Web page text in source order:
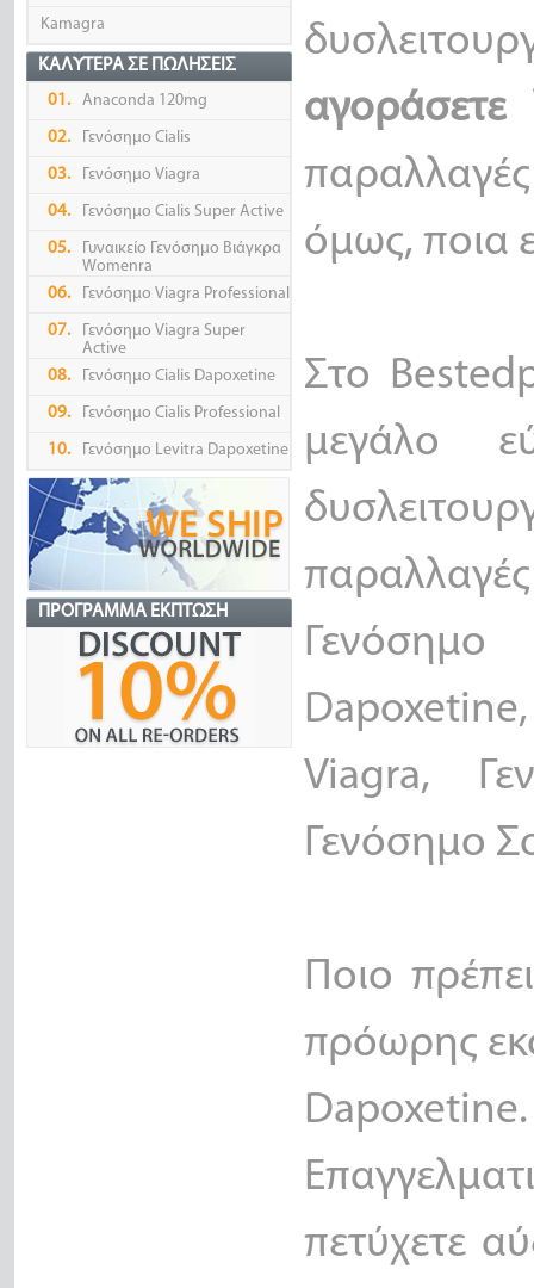
Kamagra
ΚΑΛΎΤΕΡΑ ΣΕ ΠΩΛΉΣΕΙΣ
01. Anaconda 120mg
02. Γενόσημο Cialis
03. Γενόσημο Viagra
04. Γενόσημο Cialis Super Active
05.
Γυναικείο Γενόσημο Βιάγκρα
Womenra
06.
Γενόσημο Viagra Professional
07.
Γενόσημο Viagra Super
Active
08.
Γενόσημο Cialis Dapoxetine
09. Γενόσημο Cialis Professional
10. Γενόσημο Levitra Dapoxetine
ΠΡΌΓΡΑΜΜΑ ΈΚΠΤΩΣΗ
αγοράσετε
όμως, ποια
Στο
μεγάλο
Viagra,
Γενόσημο
Ποιο
πρόωρης
πετύχετε